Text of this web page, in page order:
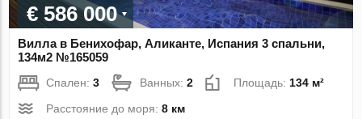
€ 586 000
Вилла в Бенихофар, Аликанте, Испания 3 спальни,
134м2 №165059
Спален:3 Ванных:2 Площадь: 134 м²
Расстояние до моря:8 км